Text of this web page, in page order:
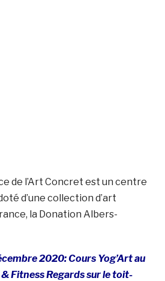
de l’Art Concret est un centre
d’une collection d’art
la Donation Albers-
2020: Cours Yog’Art au
Fitness Regards sur le toit-